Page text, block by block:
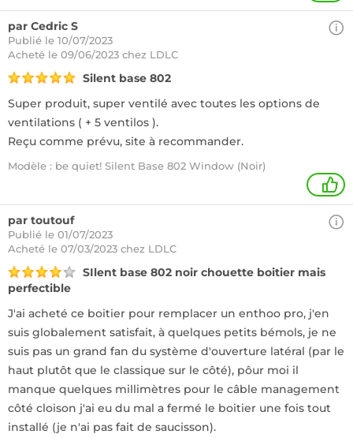
par Cedric S
Publié le 10/07/2023
Acheté le 09/06/2023 chez LDLC
Silent base 802
Super produit, super ventilé avec toutes les options de
ventilations ( + 5 ventilos ).
Reçu comme prévu, site à recommander.
Modèle : be quiet! Silent Base 802 Window (Noir)
1
par toutouf
Publié le 01/07/2023
Acheté le 07/03/2023 chez LDLC
SIlent base 802 noir chouette boitier mais
perfectible
J'ai acheté ce boitier pour remplacer un enthoo pro, j'en
suis globalement satisfait, à quelques petits bémols, je ne
suis pas un grand fan du système d'ouverture latéral (par le
haut plutôt que le classique sur le côté), pôur moi il
manque quelques millimètres pour le câble management
côté cloison j'ai eu du mal a fermé le boitier une fois tout
installé (je n'ai pas fait de saucisson).